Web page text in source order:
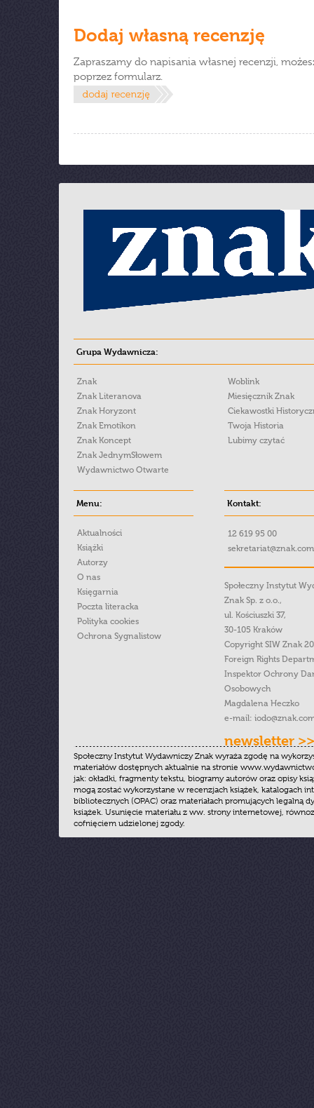
Dodaj własną recenzję
Zapraszamy do napisania własnej recenzji,
poprzez formularz.
Grupa Wydawnicza:
Znak
Znak Literanova
Znak Horyzont
Znak Emotikon
Znak Koncept
Znak JednymSłowem
Wydawnictwo Otwarte
Woblink
Miesięcznik Znak
Ciekawostki
Twoja Historia
Lubimy czytać
Menu:
Aktualności
Książki
Autorzy
O nas
Księgarnia
Poczta literacka
Polityka cookies
Ochrona Sygnalistow
Kontakt:
12 619 95 00
Społeczny Instytut
Znak Sp. z o.o.,
ul. Kościuszki 37,
30-105 Kraków
Copyright SIW Znak
Foreign Rights
Inspektor Ochrony
Osobowych
Magdalena Heczko
e-mail:
newsletter >>
Społeczny Instytut Wydawniczy Znak wyraża zgodę na
materiałów dostępnych aktualnie na stronie
jak: okładki, fragmenty tekstu, biogramy autorów oraz opisy
mogą zostać wykorzystane w recenzjach książek, katalogach
bibliotecznych (OPAC) oraz materiałach promujących legalną
książek. Usunięcie materiału z ww. strony internetowej,
cofnięciem udzielonej zgody.